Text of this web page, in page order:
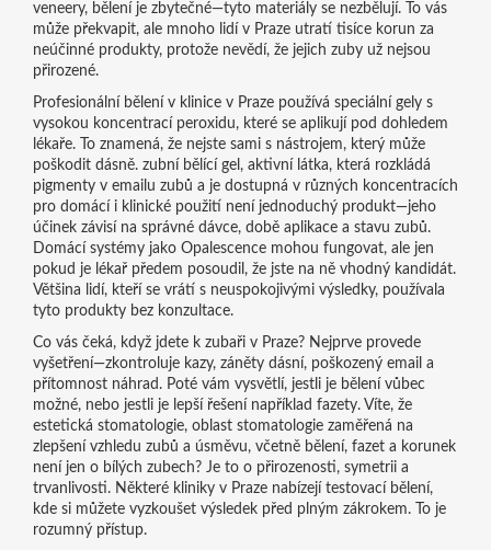
veneery, bělení je zbytečné—tyto materiály se nezbělují. To vás
může překvapit, ale mnoho lidí v Praze utratí tisíce korun za
neúčinné produkty, protože nevědí, že jejich zuby už nejsou
přirozené.
Profesionální bělení v klinice v Praze používá speciální gely s
vysokou koncentrací peroxidu, které se aplikují pod dohledem
lékaře. To znamená, že nejste sami s nástrojem, který může
poškodit dásně. zubní bělící gel , aktivní látka, která rozkládá
pigmenty v emailu zubů a je dostupná v různých koncentracích
pro domácí i klinické použití není jednoduchý produkt—jeho
účinek závisí na správné dávce, době aplikace a stavu zubů.
Domácí systémy jako Opalescence mohou fungovat, ale jen
pokud je lékař předem posoudil, že jste na ně vhodný kandidát.
Většina lidí, kteří se vrátí s neuspokojivými výsledky, používala
tyto produkty bez konzultace.
Co vás čeká, když jdete k zubaři v Praze? Nejprve provede
vyšetření—zkontroluje kazy, záněty dásní, poškozený email a
přítomnost náhrad. Poté vám vysvětlí, jestli je bělení vůbec
možné, nebo jestli je lepší řešení například fazety. Víte, že
estetická stomatologie, oblast stomatologie zaměřená na
zlepšení vzhledu zubů a úsměvu, včetně bělení, fazet a korunek
není jen o bílých zubech? Je to o přirozenosti, symetrii a
trvanlivosti. Některé kliniky v Praze nabízejí testovací bělení,
kde si můžete vyzkoušet výsledek před plným zákrokem. To je
rozumný přístup.